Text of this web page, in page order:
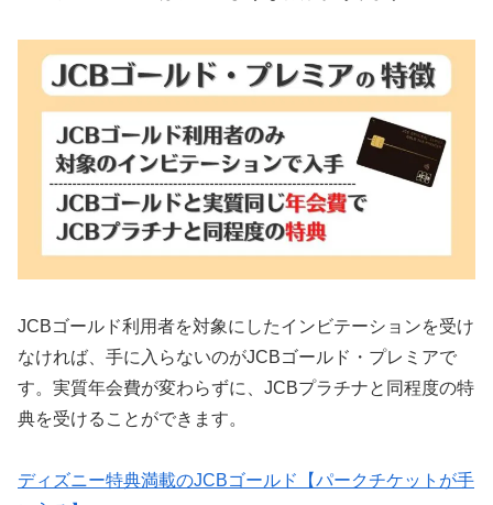
JCBゴールド利用者を対象にしたインビテーションを受け
なければ、手に入らないのがJCBゴールド・プレミアで
す。実質年会費が変わらずに、JCBプラチナと同程度の特
典を受けることができます。
ディズニー特典満載のJCBゴールド【パークチケットが手